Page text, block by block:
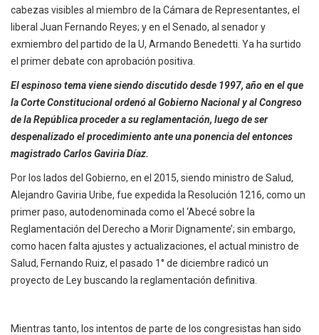
cabezas visibles al miembro de la Cámara de Representantes, el
liberal Juan Fernando Reyes; y en el Senado, al senador y
exmiembro del partido de la U, Armando Benedetti. Ya ha surtido
el primer debate con aprobación positiva.
El espinoso tema viene siendo discutido desde 1997, año en el que
la Corte Constitucional ordenó al Gobierno Nacional y al Congreso
de la República proceder a su reglamentación, luego de ser
despenalizado el procedimiento ante una ponencia del entonces
magistrado Carlos Gaviria Díaz.
Por los lados del Gobierno, en el 2015, siendo ministro de Salud,
Alejandro Gaviria Uribe, fue expedida la Resolución 1216, como un
primer paso, autodenominada como el ‘Abecé sobre la
Reglamentación del Derecho a Morir Dignamente’; sin embargo,
como hacen falta ajustes y actualizaciones, el actual ministro de
Salud, Fernando Ruiz, el pasado 1° de diciembre radicó un
proyecto de Ley buscando la reglamentación definitiva.
Mientras tanto, los intentos de parte de los congresistas han sido